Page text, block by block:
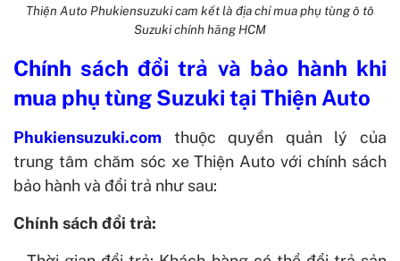
Thiện Auto Phukiensuzuki cam kết là địa chỉ mua phụ tùng ô tô
Suzuki chính hãng HCM
Chính sách đổi trả và bảo hành khi
mua phụ tùng Suzuki tại Thiện Auto
Phukiensuzuki.com thuộc quyền quản lý của
trung tâm chăm sóc xe Thiện Auto với chính sách
bảo hành và đổi trả như sau:
Chính sách đổi trả: